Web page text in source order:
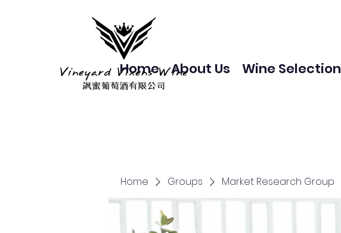
Home About Us Wine Selection
Home Groups Market Research Group